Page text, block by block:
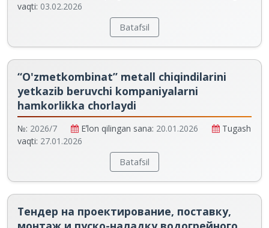
vaqti: 03.02.2026
Batafsil
“O'zmetkombinat” metall chiqindilarini
yetkazib beruvchi kompaniyalarni
hamkorlikka chorlaydi
№: 2026/7 Eʼlon qilingan sana: 20.01.2026
Tugash
vaqti: 27.01.2026
Batafsil
Тендер на проектирование, поставку,